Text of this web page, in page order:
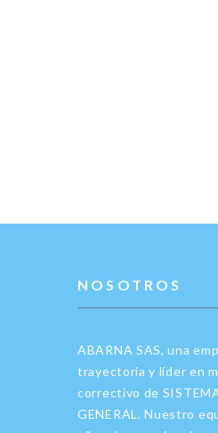
NOSOTROS
ABARNA SAS, una
trayectoria y líder en
correctivo de
GENERAL. Nuestro